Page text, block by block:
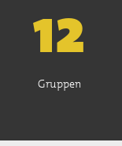
13
Gruppen